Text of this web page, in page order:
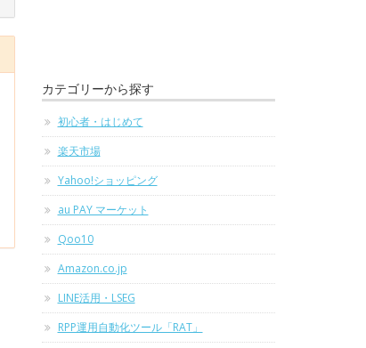
カテゴリーから探す
初心者・はじめて
楽天市場
Yahoo!ショッピング
au PAY マーケット
Qoo10
Amazon.co.jp
LINE活用・LSEG
RPP運用自動化ツール「RAT」